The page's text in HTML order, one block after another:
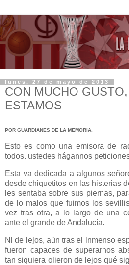
lunes, 27 de mayo de 2013
CON MUCHO
ESTAMOS
POR GUARDIANES DE LA MEMORIA.
Esto es como una emisora de
todos, ustedes hágannos
Esta va dedicada a algunos
desde chiquetitos en las histerias
les sentaba sobre sus piernas,
de lo malos que fuimos los
vez tras otra, a lo largo de una
ante el grande de Andalucía.
Ni de lejos, aún tras el inmenso
fueron capaces de superarnos
tan siquiera olieron de lejos qué